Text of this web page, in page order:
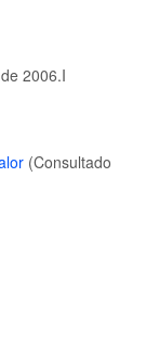
2006.I
(Consultado